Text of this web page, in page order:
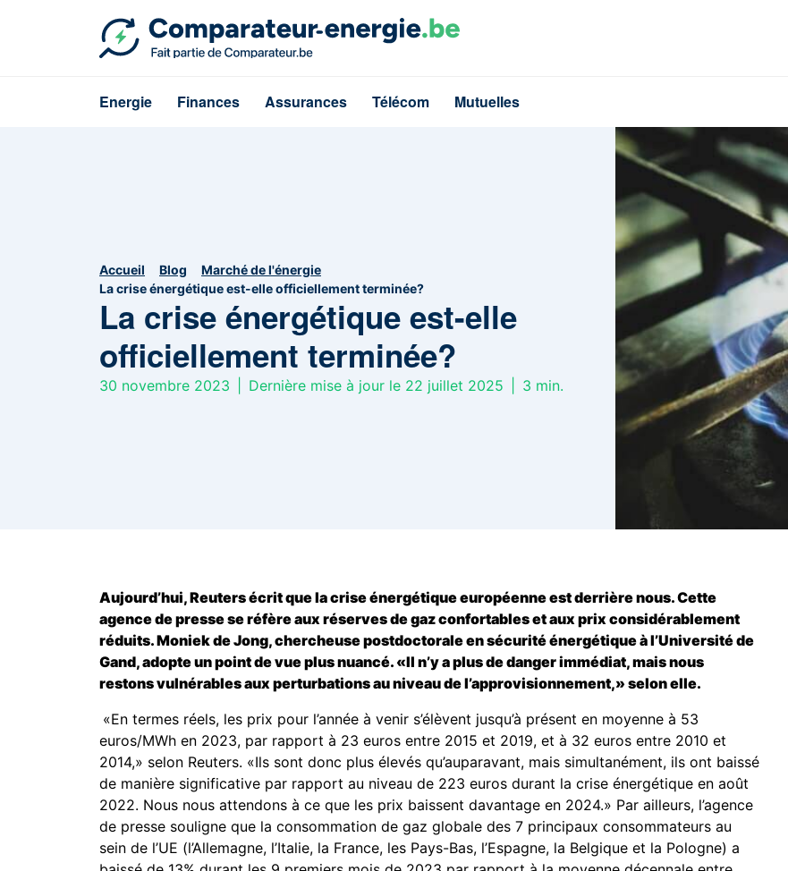
Energie Finances Assurances Télécom Mutuelles
Accueil Blog
Marché de l'énergie
La crise énergétique est-elle officiellement terminée?
La crise énergétique est-elle
officiellement terminée?
30 novembre 2023 Dernière mise à jour le 22 juillet 2025 3 min.
Aujourd’hui, Reuters écrit que la crise énergétique européenne est derrière nous. Cette
agence de presse se réfère aux réserves de gaz confortables et aux prix considérablement
réduits. Moniek de Jong, chercheuse postdoctorale en sécurité énergétique à l’Université de
Gand, adopte un point de vue plus nuancé. «Il n’y a plus de danger immédiat, mais nous
restons vulnérables aux perturbations au niveau de l’approvisionnement,» selon elle.
«En termes réels, les prix pour l’année à venir s’élèvent jusqu’à présent en moyenne à 53
euros/MWh en 2023, par rapport à 23 euros entre 2015 et 2019, et à 32 euros entre 2010 et
2014,» selon Reuters. «Ils sont donc plus élevés qu’auparavant, mais simultanément, ils ont baissé
de manière significative par rapport au niveau de 223 euros durant la crise énergétique en août
2022. Nous nous attendons à ce que les prix baissent davantage en 2024.» Par ailleurs, l’agence
de presse souligne que la consommation de gaz globale des 7 principaux consommateurs au
sein de l’UE (l’Allemagne, l’Italie, la France, les Pays-Bas, l’Espagne, la Belgique et la Pologne) a